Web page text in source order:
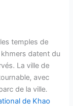
temples de
datent du
La ville de
avec
de la ville.
de Khao